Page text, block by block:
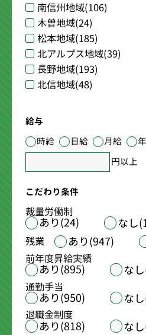
南信州地域(106)
木曽地域(24)
松本地域(185)
北アルプス地域(39)
長野地域(193)
北信地域(48)
給与
時給
日給 月給
円以上
こだわり条件
裁量労働制
あり(24) なし
残業 あり(947)
前年度昇給実績
あり(895) な
通勤手当
あり(950) な
退職金制度
あり(818) な